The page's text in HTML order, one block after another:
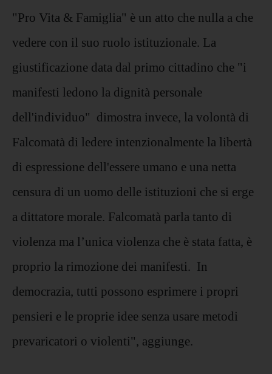
"Pro Vita & Famiglia" è un atto che nulla a che
vedere con il suo ruolo istituzionale. La
giustificazione data dal primo cittadino che "i
manifesti ledono la dignità personale
dell'individuo" dimostra invece, la volontà di
Falcomatà di ledere intenzionalmente la libertà
di espressione dell'essere umano e una netta
censura di un uomo delle istituzioni che si erge
a dittatore morale. Falcomatà parla tanto di
violenza ma l’unica violenza che è stata fatta, è
proprio la rimozione dei manifesti. In
democrazia, tutti possono esprimere i propri
pensieri e le proprie idee senza usare metodi
prevaricatori o violenti", aggiunge.